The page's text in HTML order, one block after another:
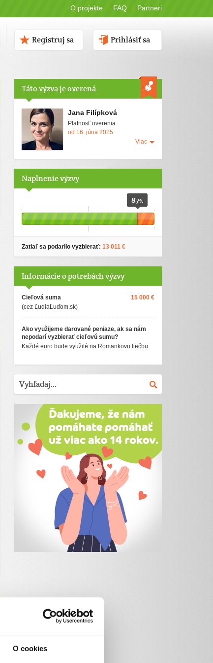
O cookies
O projekte FAQ Partneri
Prihlásiť sa
Registruj sa
Táto výzva je overená
Jana Filípková
Platnosť overenia
od 16. júna 2025
Viac
Naplnenie výzvy
87%
Zatiaľ sa podarilo vyzbierať: 13 011 €
Informácie o potrebách výzvy
Cieľová suma
(cez ĽudiaĽuďom.sk)
15 000 €
Ako využijeme darované peniaze, ak sa nám
nepodarí vyzbierať cieľovú sumu?
Každé euro bude využité na Romankovu liečbu